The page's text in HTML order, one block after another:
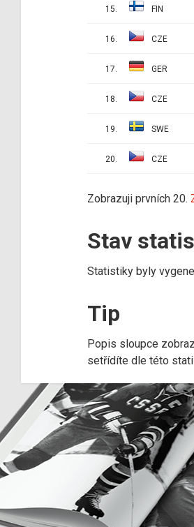
15. FIN
16. CZE
17. GER
18. CZE
19. SWE
20. CZE
Zobrazuji prvních 20.
Stav
Statistiky byly
Tip
Popis sloupce
setřídíte dle této